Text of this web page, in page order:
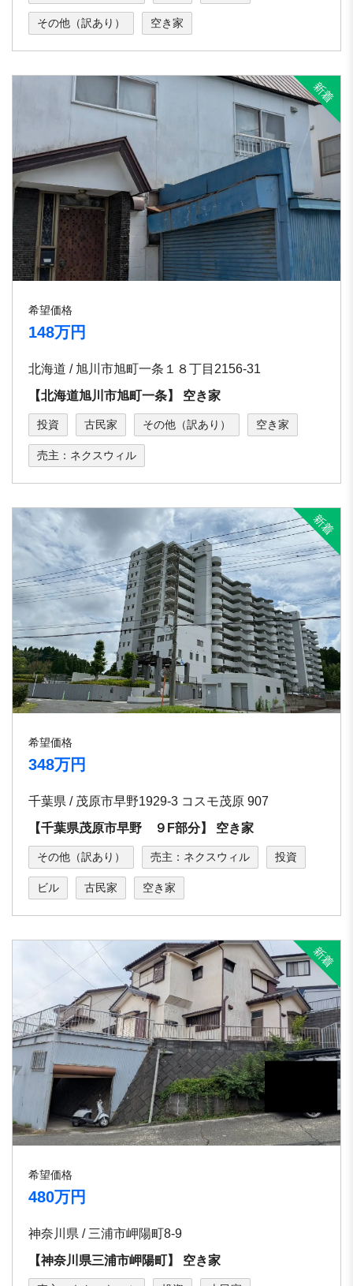
その他（訳あり） 空き家
希望価格
148万円
北海道 / 旭川市旭町⼀条１８丁⽬2156-31
【北海道旭川市旭町⼀条】 空き家
投資 古民家 その他（訳あり） 空き家
売主：ネクスウィル
希望価格
348万円
千葉県 / 茂原市早野1929-3 コスモ茂原 907
【千葉県茂原市早野 ９F部分】 空き家
その他（訳あり） 売主：ネクスウィル 投資
ビル 古民家 空き家
希望価格
480万円
神奈川県 / 三浦市岬陽町8-9
【神奈川県三浦市岬陽町】 空き家